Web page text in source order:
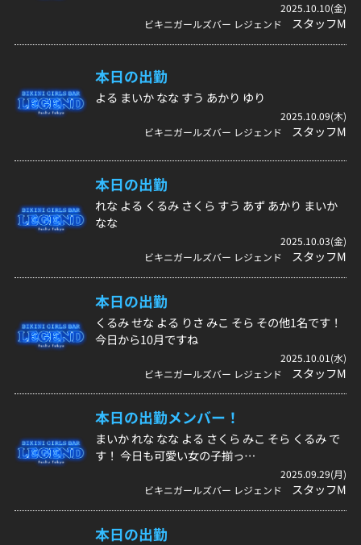
2025.10.10(金)
ビキニガールズバー レジェンド
スタッフM
本日の出勤
よる まいか なな すう あかり ゆり
2025.10.09(木)
ビキニガールズバー レジェンド
スタッフM
本日の出勤
れな よる くるみ さくら すう あず あかり まいか
なな
2025.10.03(金)
ビキニガールズバー レジェンド
スタッフM
本日の出勤
くるみ せな よる りさ みこ そら その他1名です！
今日から10月ですね
2025.10.01(水)
ビキニガールズバー レジェンド
スタッフM
本日の出勤メンバー！
まいか れな なな よる さくら みこ そら くるみ で
す！ 今日も可愛い女の子揃っ…
2025.09.29(月)
ビキニガールズバー レジェンド
スタッフM
本日の出勤